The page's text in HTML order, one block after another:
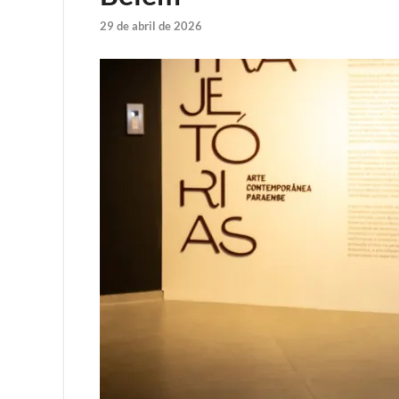
29 de abril de 2026